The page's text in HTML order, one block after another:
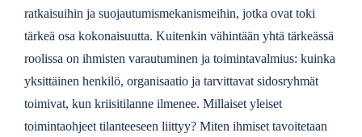
ratkaisuihin ja suojautumismekanismeihin, jotka ovat toki
tärkeä osa kokonaisuutta. Kuitenkin vähintään yhtä tärkeässä
roolissa on ihmisten varautuminen ja toimintavalmius: kuinka
yksittäinen henkilö, organisaatio ja tarvittavat sidosryhmät
toimivat, kun kriisitilanne ilmenee. Millaiset yleiset
toimintaohjeet tilanteeseen liittyy? Miten ihmiset tavoitetaan